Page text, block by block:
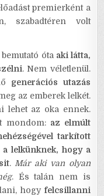
premierként a
szabadtéren volt
óta aki látta,
. Nem véletlenül.
generációs utazás
az emberek lelkét.
lehet az oka ennek.
mondom: az elmúlt
tarkított
lelkünknek, hogy a
.Már aki van olyan
. És talán nem is
hogy felcsillanni